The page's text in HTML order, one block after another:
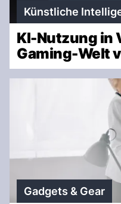
Künstliche
KI-Nutzung in
Gaming-Welt
Gadgets & Gear